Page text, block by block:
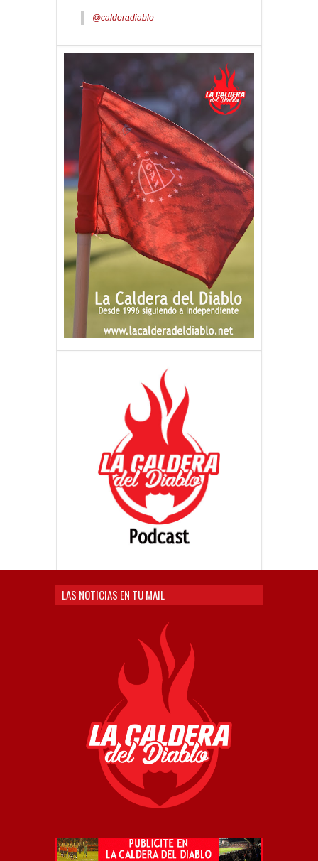
@calderadiablo
LAS NOTICIAS EN TU MAIL